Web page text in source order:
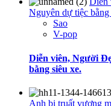
Nguyên dự tiệc bằng
Sao
V-pop
Diễn viên, Người
bằng siêu xe.
Anh bị truất vương